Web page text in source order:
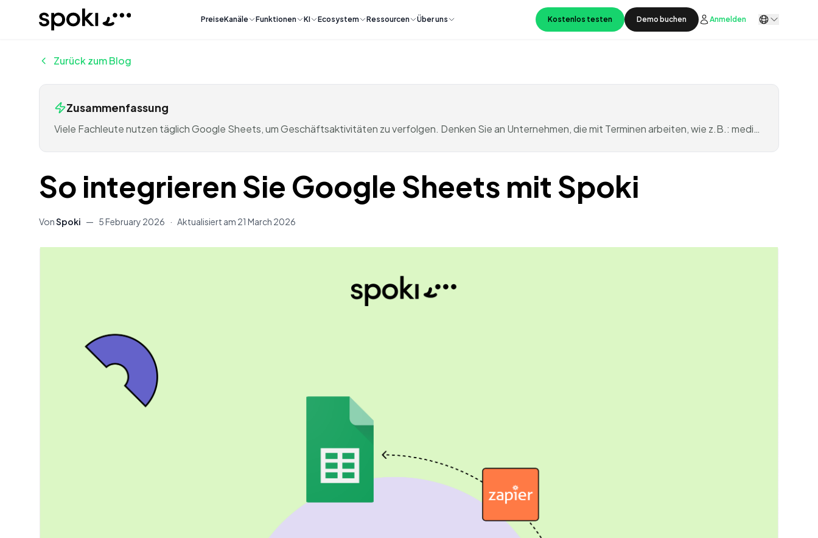
Spoki PreiseKanäle Funktionen KI Ecosystem Ressourcen Über uns Kostenlos testen Demo buchen Anmelden
Zurück zum Blog
Zusammenfassung
Viele Fachleute nutzen täglich Google Sheets, um Geschäftsaktivitäten zu verfolgen. Denken Sie an Unternehmen, die mit Terminen arbeiten, wie z.B.: medi…
So integrieren Sie Google Sheets mit Spoki
VonSpoki — 5 February 2026 · Aktualisiert am 21 March 2026